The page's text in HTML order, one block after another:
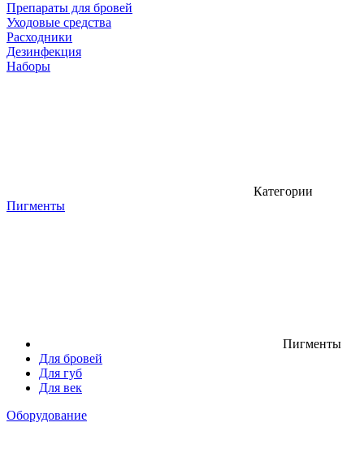
Препараты для бровей
Уходовые средства
Расходники
Дезинфекция
Наборы
Категории
Пигменты
Пигменты
Для бровей
Для губ
Для век
Оборудование